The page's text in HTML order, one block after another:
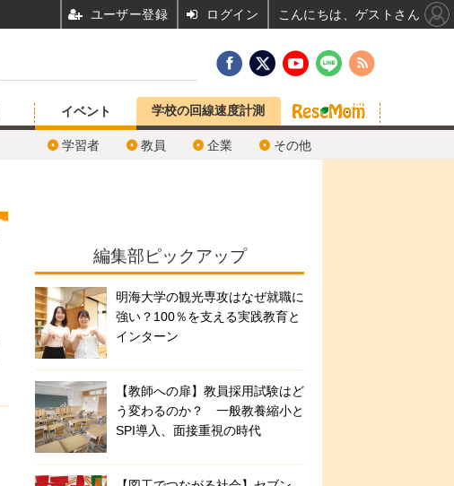
イベント
学習者 教員 企業 その他
学校の回線速度計測
編集部ピックアップ
明海大学の観光専攻はなぜ就職に
強い？100％を支える実践教育と
インターン
【教師への扉】教員採用試験はど
う変わるのか？ 一般教養縮小と
SPI導入、面接重視の時代
ユーザー登録 ログイン こんにちは、ゲストさん